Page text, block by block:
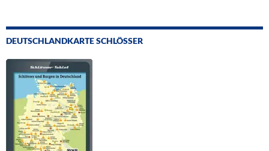
DEUTSCHLANDKARTE SCHLÖSSER